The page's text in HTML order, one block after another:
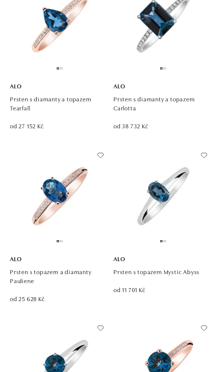
ALO
Prsten s diamanty a topazem
Tearfall
od 27 152 Kč
ALO
Prsten s diamanty a topazem
Carlotta
od 38 732 Kč
ALO
Prsten s topazem a diamanty
Pauliene
od 25 628 Kč
ALO
Prsten s topazem Mystic Abyss
od 11 701 Kč